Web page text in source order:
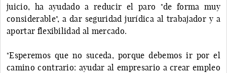
juicio, ha ayudado a reducir el paro "de forma muy
considerable", a dar seguridad jurídica al trabajador y a
aportar flexibilidad al mercado.
"Esperemos que no suceda, porque debemos ir por el
camino contrario: ayudar al empresario a crear empleo